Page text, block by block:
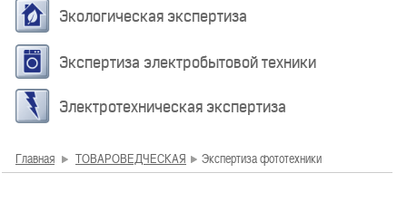
Экологическая экспертиза
Экспертиза электробытовой техники
Электротехническая экспертиза
Главная ТОВАРОВЕДЧЕСКАЯ Экспертиза фототехники